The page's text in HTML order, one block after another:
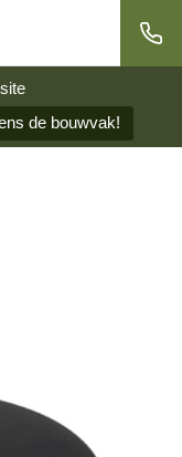
de bouwvak!